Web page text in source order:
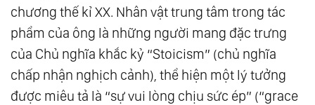
chương thế kỉ XX. Nhân vật trung tâm trong tác
phẩm của ông là những người mang đặc trưng
của Chủ nghĩa khắc kỷ “Stoicism” (chủ nghĩa
chấp nhận nghịch cảnh), thể hiện một lý tưởng
được miêu tả là “sự vui lòng chịu sức ép” (“grace